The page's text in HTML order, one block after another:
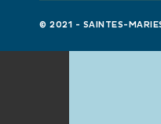
© 2021 - SAINTES-